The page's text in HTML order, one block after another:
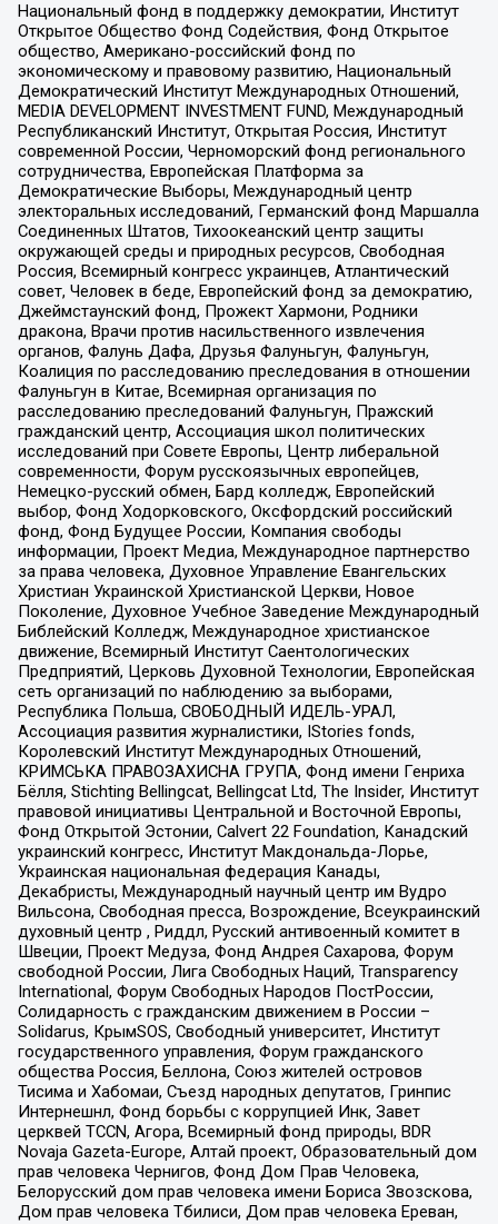
Национальный фонд в поддержку демократии, Институт
Открытое Общество Фонд Содействия, Фонд Открытое
общество, Американо-российский фонд по
экономическому и правовому развитию, Национальный
Демократический Институт Международных Отношений,
MEDIA DEVELOPMENT INVESTMENT FUND, Международный
Республиканский Институт, Открытая Россия, Институт
современной России, Черноморский фонд регионального
сотрудничества, Европейская Платформа за
Демократические Выборы, Международный центр
электоральных исследований, Германский фонд Маршалла
Соединенных Штатов, Тихоокеанский центр защиты
окружающей среды и природных ресурсов, Свободная
Россия, Всемирный конгресс украинцев, Атлантический
совет, Человек в беде, Европейский фонд за демократию,
Джеймстаунский фонд, Прожект Хармони, Родники
дракона, Врачи против насильственного извлечения
органов, Фалунь Дафа, Друзья Фалуньгун, Фалуньгун,
Коалиция по расследованию преследования в отношении
Фалуньгун в Китае, Всемирная организация по
расследованию преследований Фалуньгун, Пражский
гражданский центр, Ассоциация школ политических
исследований при Совете Европы, Центр либеральной
современности, Форум русскоязычных европейцев,
Немецко-русский обмен, Бард колледж, Европейский
выбор, Фонд Ходорковского, Оксфордский российский
фонд, Фонд Будущее России, Компания свободы
информации, Проект Медиа, Международное партнерство
за права человека, Духовное Управление Евангельских
Христиан Украинской Христианской Церкви, Новое
Поколение, Духовное Учебное Заведение Международный
Библейский Колледж, Международное христианское
движение, Всемирный Институт Саентологических
Предприятий, Церковь Духовной Технологии, Европейская
сеть организаций по наблюдению за выборами,
Республика Польша, СВОБОДНЫЙ ИДЕЛЬ-УРАЛ,
Ассоциация развития журналистики, IStories fonds,
Королевский Институт Международных Отношений,
КРИМСЬКА ПРАВОЗАХИСНА ГРУПА, Фонд имени Генриха
Бёлля, Stichting Bellingcat, Bellingcat Ltd, The Insider, Институт
правовой инициативы Центральной и Восточной Европы,
Фонд Открытой Эстонии, Calvert 22 Foundation, Канадский
украинский конгресс, Институт Макдональда-Лорье,
Украинская национальная федерация Канады,
Декабристы, Международный научный центр им Вудро
Вильсона, Свободная пресса, Возрождение, Всеукраинский
духовный центр , Риддл, Русский антивоенный комитет в
Швеции, Проект Медуза, Фонд Андрея Сахарова, Форум
свободной России, Лига Свободных Наций, Transparеncy
International, Форум Свободных Народов ПостРоссии,
Солидарность с гражданским движением в России –
Solidarus, КрымSOS, Свободный университет, Институт
государственного управления, Форум гражданского
общества Россия, Беллона, Союз жителей островов
Тисима и Хабомаи, Съезд народных депутатов, Гринпис
Интернешнл, Фонд борьбы с коррупцией Инк, Завет
церквей TCCN, Агора, Всемирный фонд природы, BDR
Novaja Gazeta-Europe, Алтай проект, Образовательный дом
прав человека Чернигов, Фонд Дом Прав Человека,
Белорусский дом прав человека имени Бориса Звозскова,
Дом прав человека Тбилиси, Дом прав человека Ереван,